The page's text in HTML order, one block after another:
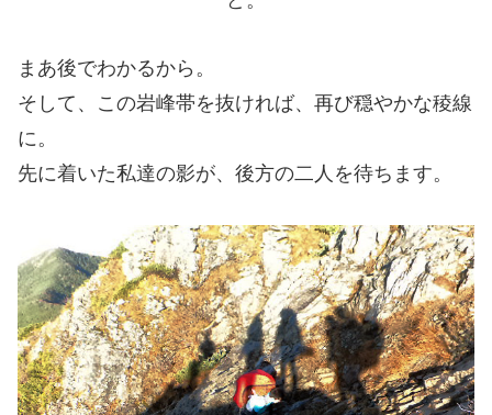
まあ後でわかるから。
そして、この岩峰帯を抜ければ、再び穏やかな稜線
に。
先に着いた私達の影が、後方の二人を待ちます。